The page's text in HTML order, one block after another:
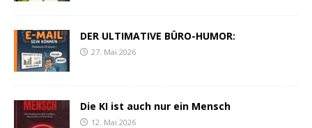
DER ULTIMATIVE BÜRO-HUMOR:
27. Mai 2026
Die KI ist auch nur ein Mensch
12. Mai 2026